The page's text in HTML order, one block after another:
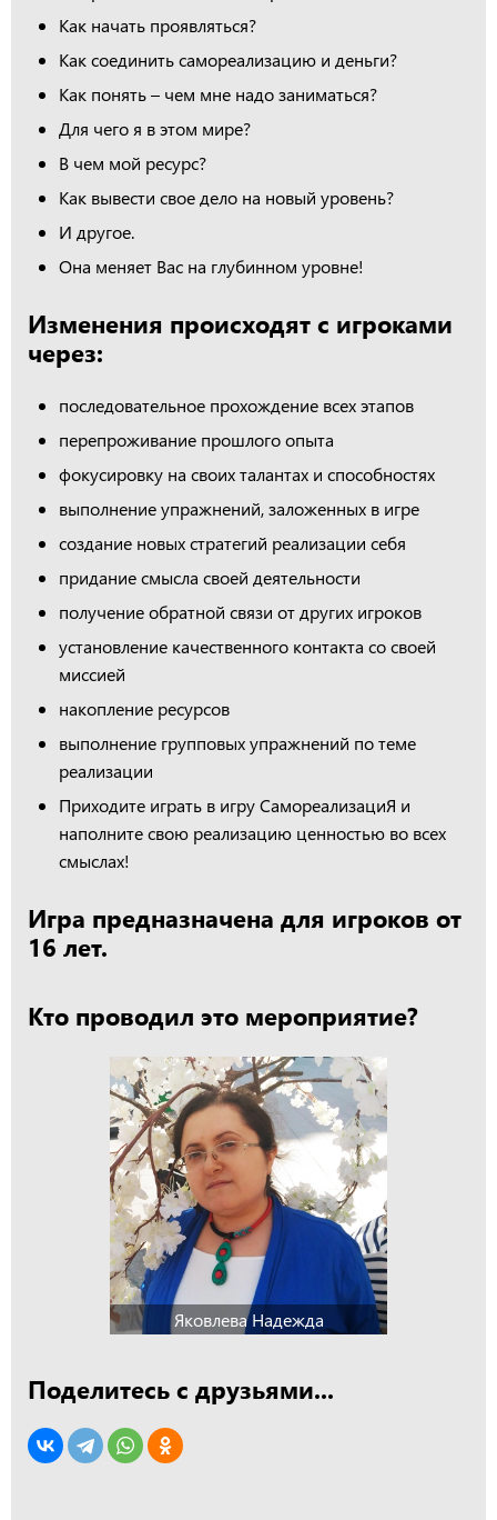
Как начать проявляться?
Как соединить самореализацию и деньги?
Как понять – чем мне надо заниматься?
Для чего я в этом мире?
В чем мой ресурс?
Как вывести свое дело на новый уровень?
И другое.
Она меняет Вас на глубинном уровне!
Изменения происходят с игроками
через:
последовательное прохождение всех этапов
перепроживание прошлого опыта
фокусировку на своих талантах и способностях
выполнение упражнений, заложенных в игре
создание новых стратегий реализации себя
придание смысла своей деятельности
получение обратной связи от других игроков
установление качественного контакта со своей
миссией
накопление ресурсов
выполнение групповых упражнений по теме
реализации
Приходите играть в игру СамореализациЯ и
наполните свою реализацию ценностью во всех
смыслах!
Игра предназначена для игроков от
16 лет.
Кто проводил это мероприятие?
Яковлева Надежда
Поделитесь с друзьями...